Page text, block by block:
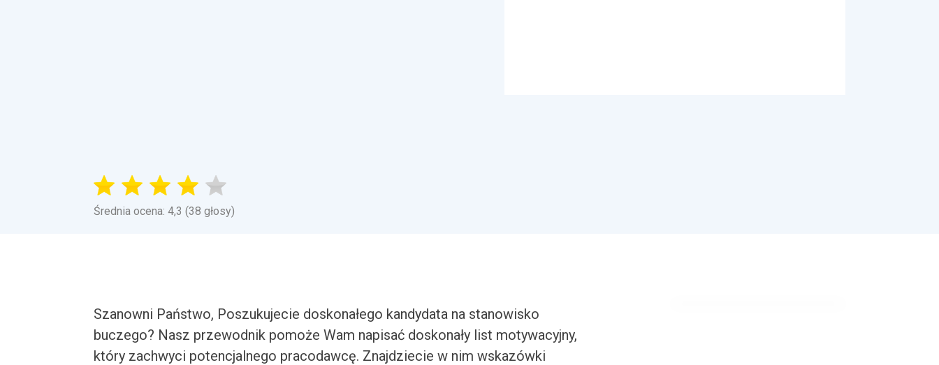
Średnia ocena: 4,3 (38 głosy)
Szanowni Państwo, Poszukujecie doskonałego kandydata na stanowisko
buczego? Nasz przewodnik pomoże Wam napisać doskonały list motywacyjny,
który zachwyci potencjalnego pracodawcę. Znajdziecie w nim wskazówki